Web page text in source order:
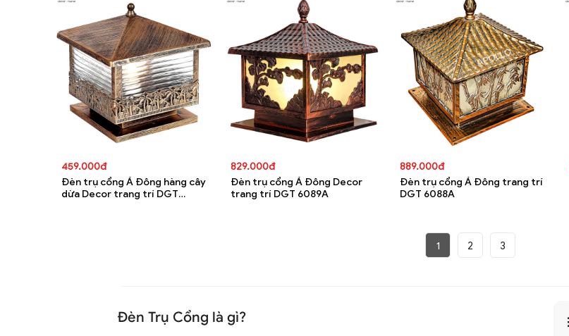
459.000đ
Đèn trụ cổng Á Đông hàng cây
dừa Decor trang trí DGT
829.000đ
Đèn trụ cổng Á Đông Decor
trang trí DGT 6089A
889.000đ
Đèn trụ cổng Á Đông trang trí
DGT 6088A
1 2 3
Đèn Trụ Cổng là gì?